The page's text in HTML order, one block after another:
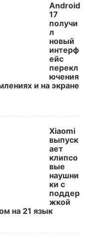
Android
17
получи
л
новый
интерф
ейс
перекл
ючения
и на экране
Xiaomi
выпуск
ает
клипсо
вые
наушни
ки с
поддер
жкой
на 21 язык